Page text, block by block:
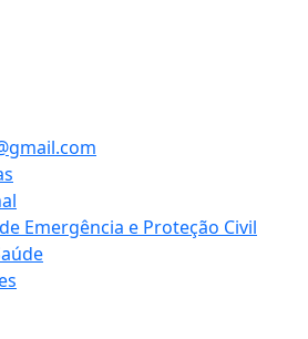
Emergência e Proteção Civil